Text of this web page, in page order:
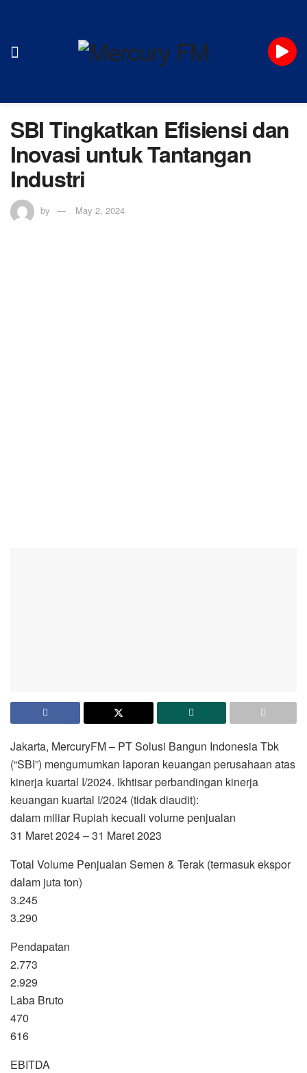
SBI Tingkatkan Efisiensi dan
Inovasi untuk Tantangan
Industri
by May 2, 2024
Jakarta, MercuryFM – PT Solusi Bangun Indonesia Tbk
(“SBI”) mengumumkan laporan keuangan perusahaan atas
kinerja kuartal I/2024. Ikhtisar perbandingan kinerja
keuangan kuartal I/2024 (tidak diaudit):
dalam miliar Rupiah kecuali volume penjualan
31 Maret 2024 – 31 Maret 2023
Total Volume Penjualan Semen & Terak (termasuk ekspor
dalam juta ton)
3.245
3.290
Pendapatan
2.773
2.929
Laba Bruto
470
616
EBITDA